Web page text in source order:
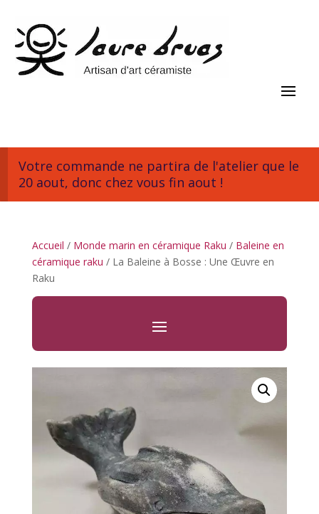
Votre commande ne partira de l'atelier que le
20 aout, donc chez vous fin aout !
Accueil / Monde marin en céramique Raku / Baleine en
céramique raku / La Baleine à Bosse : Une Œuvre en
Raku